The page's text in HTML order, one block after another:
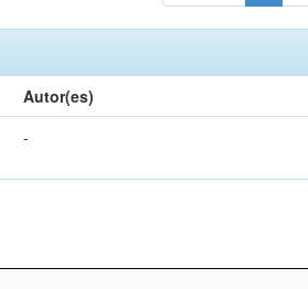
Autor(es)
-